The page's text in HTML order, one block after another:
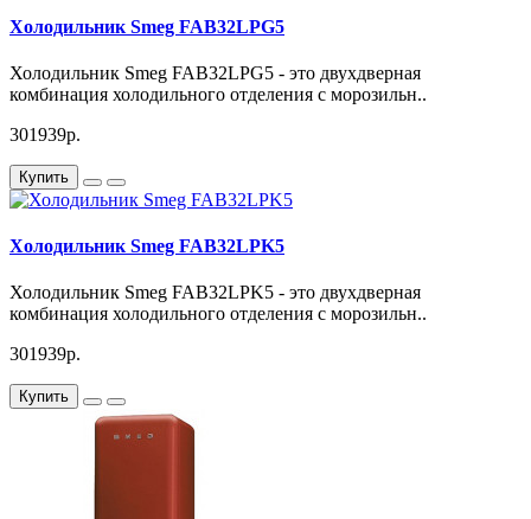
Холодильник Smeg FAB32LPG5
Холодильник Smeg FAB32LPG5 - это двухдверная
комбинация холодильного отделения с морозильн..
301939р.
Купить
Холодильник Smeg FAB32LPK5
Холодильник Smeg FAB32LPK5 - это двухдверная
комбинация холодильного отделения с морозильн..
301939р.
Купить